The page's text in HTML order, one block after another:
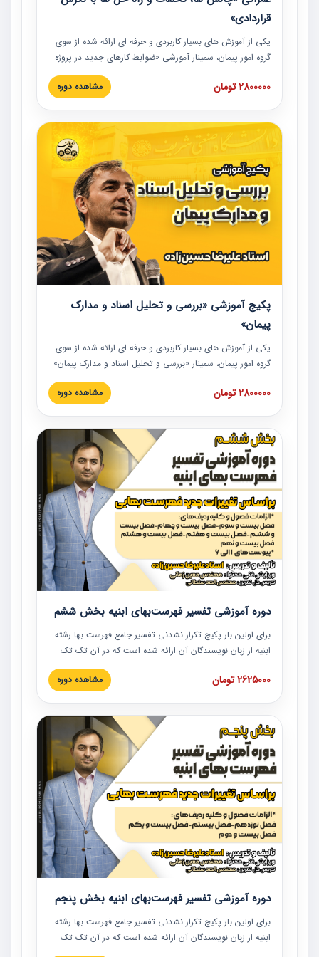
قراردادی»
یکی از آموزش‏‏‏‏‏‏ های بسیار کاربردی و حرفه‏ ای ارائه شده از سوی
گروه امور پیمان، سمینار آموزشی «ضوابط کارهای جدید در پروژه
های عمرانی» چالش ها، تخلفات و راه حل ها با نگرش قراردادی
است که در محل سندیکای شرکت های ساختمانی کشور ارائه شد.
مدارک پیمان به همراه تجربیات عملی ارائه شده است.
2800000 تومان مشاهده دوره
پکیج آموزشی «بررسی و تحلیل اسناد و مدارک
پیمان»
یکی از آموزش‏‏‏‏‏‏ های بسیار کاربردی و حرفه‏ ای ارائه شده از سوی
گروه امور پیمان، سمینار «بررسی و تحلیل اسناد و مدارک پیمان»
است که در دانشگاه صنعتی شریف ارائه شد. در این آموزش
نکات کلیدی مربوط به اسناد و مدارک پیمان، اولویت بندی اسناد
پیمان به همراه تجربیات عملی در این خصوص ارائه شده است.
2800000 تومان مشاهده دوره
دوره آموزشی تفسیر فهرست‌بهای ابنیه بخش ششم
برای اولین بار پکیج تکرار نشدنی تفسیر جامع فهرست بها رشته
ابنیه از زبان نویسندگان آن ارائه شده است که در آن تک تک
ردیف ها و مطالب فهرست بها تفسیر و ارائه شده است. این
دوره به صورت کامل تصویری بوده و به همراه تصاویر عملیات
دوره با کلام مهندس علیرضاحسین‌زاده مدیر پروژه مهندسی
مشاور در امر بازنگری فهرست بها رشته ابنیه ارائه شده و به تمام
همکارانی که در حوزه صنعت ساخت در حال فعالیت هستند حتما
توصیه می کنیم از مطالب این دوره استفاده نمایند.
2625000 تومان مشاهده دوره
دوره آموزشی تفسیر فهرست‌بهای ابنیه بخش پنجم
برای اولین بار پکیج تکرار نشدنی تفسیر جامع فهرست بها رشته
ابنیه از زبان نویسندگان آن ارائه شده است که در آن تک تک
ردیف ها و مطالب فهرست بها تفسیر و ارائه شده است. این